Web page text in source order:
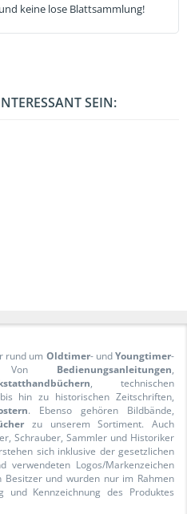
keine lose Blattsammlung!
SEIN:
rund um Oldtimer- undYoungtimer-
Von Bedienungsanleitungen,
, technischen
bis hin zu historischen Zeitschriften,
. Ebenso gehören Bildbände,
zu unserem Sortiment. Auch
Schrauber, Sammler und Historiker
sich inklusive der gesetzlichen
verwendeten Logos/Markenzeichen
und wurden nur im Rahmen
und Kennzeichnung des Produktes